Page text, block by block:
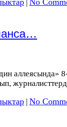
No
аллеясында» 8-
| No